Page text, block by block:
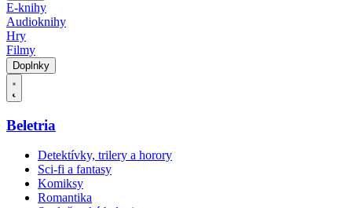
E-knihy
Audioknihy
Hry
Filmy
Doplnky
Beletria
Detektívky, trilery a horory
Sci-fi a fantasy
Komiksy
Romantika